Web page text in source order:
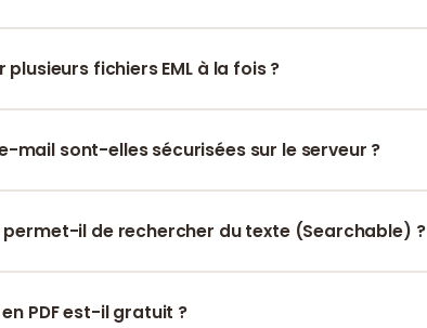
fichiers EML à la fois ?
mail sont-elles sécurisées sur le serveur ?
60 minutes.
permet-il de rechercher du texte (Searchable) ?
de l'e-mail facilement.
en PDF est-il gratuit ?